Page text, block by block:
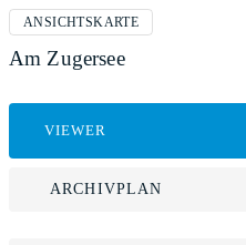
ANSICHTSKARTE
Am Zugersee
VIEWER
ARCHIVPLAN